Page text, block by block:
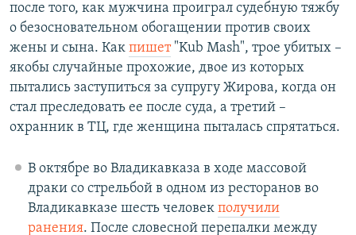
после того, как мужчина проиграл судебную тяжбу
о безосновательном обогащении против своих
жены и сына. Как пишет"Kub Mash", трое убитых –
якобы случайные прохожие, двое из которых
пытались заступиться за супругу Жирова, когда он
стал преследовать ее после суда, а третий –
охранник в ТЦ, где женщина пыталась спрятаться.
В октябре во Владикавказа в ходе массовой
драки со стрельбой в одном из ресторанов во
Владикавказе шесть человек получили
ранения. После словесной перепалки между